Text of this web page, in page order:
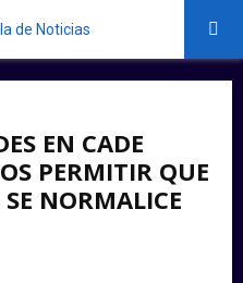
EN CADE
PERMITIR QUE
NORMALICE